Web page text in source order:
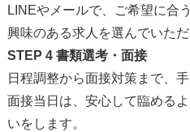
LINEやメールで、ご希望に合
興味のある求人を選んでいただ
STEP 4 書類選考・面接
日程調整から面接対策まで、
面接当日は、安心して臨める
いをします。